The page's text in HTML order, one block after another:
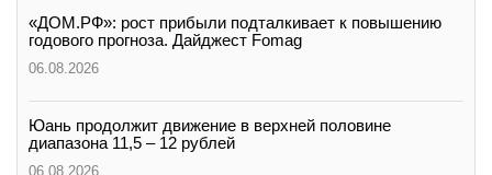
«ДОМ.РФ»: рост прибыли подталкивает к повышению
годового прогноза. Дайджест Fomag
06.08.2026
Юань продолжит движение в верхней половине
диапазона 11,5 – 12 рублей
06.08.2026